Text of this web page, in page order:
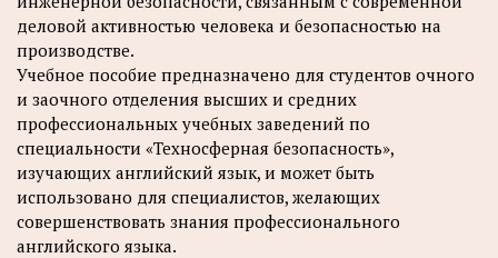
деловой активностью человека и безопасностью на
производстве.
Учебное пособие предназначено для студентов очного
и заочного отделения высших и средних
профессиональных учебных заведений по
специальности «Техносферная безопасность»,
изучающих английский язык, и может быть
использовано для специалистов, желающих
совершенствовать знания профессионального
английского языка.